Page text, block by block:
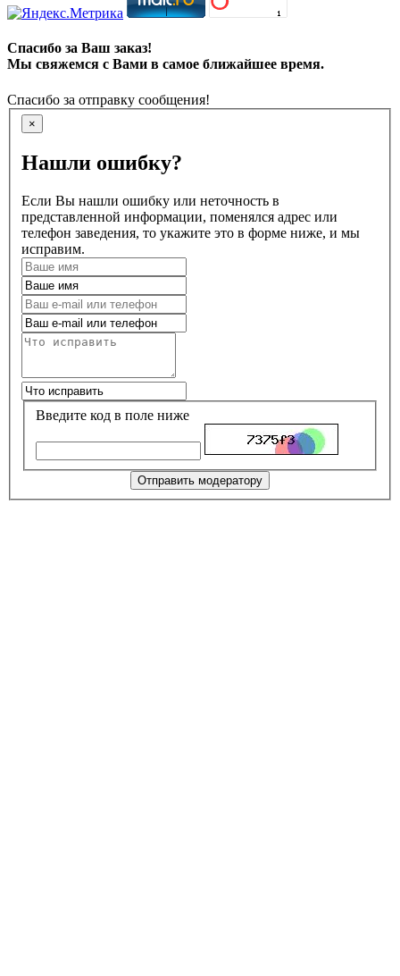
Спасибо за Ваш заказ!
Мы свяжемся с Вами в самое ближайшее время.
Спасибо за отправку сообщения!
×
Нашли ошибку?
Если Вы нашли ошибку или неточность в
представленной информации, поменялся адрес или
телефон заведения, то укажите это в форме ниже, и мы
исправим.
Введите код в поле ниже
Отправить модератору